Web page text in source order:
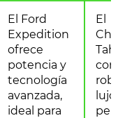
El Ford
Expedition
ofrece
potencia y
tecnología
avanzada,
ideal para
El
lujo,